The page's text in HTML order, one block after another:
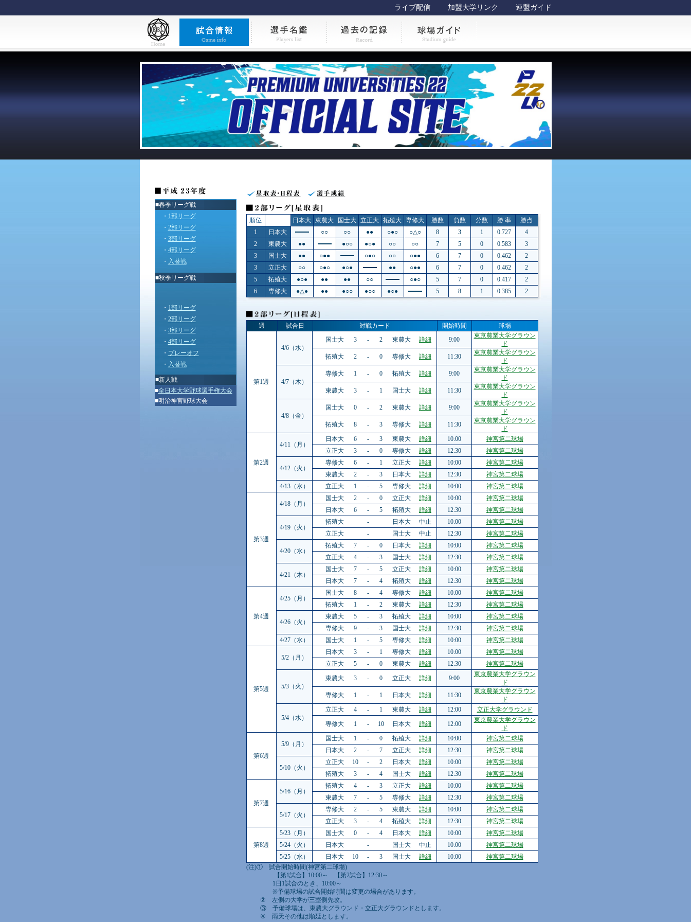
ライブ配信 加盟大学リンク 連盟ガイド
■春季リーグ戦
・ 1部リーグ
・ 2部リーグ
・ 3部リーグ
・ 4部リーグ
・ 入替戦
■秋季リーグ戦
・ 1部リーグ
・ 2部リーグ
・ 3部リーグ
・ 4部リーグ
・ プレーオフ
・ 入替戦
■新人戦
■全日本大学野球選手権大会
■明治神宮野球大会
順位 日本大 東農大 国士大 立正大 拓殖大 専修大 勝数 負数 分数 勝 率
勝点
1
日本大 ○○ ○○ ●● ○●○ ○△○ 8 3 1 0.727
4
2
東農大 ●● ●○○ ●○● ○○ ○○ 7 5 0 0.583
3
3
国士大 ●● ○●● ○●○ ○○ ○●● 6 7 0 0.462
2
3
立正大 ○○ ○●○ ●○● ●● ○●● 6 7 0 0.462
2
5
拓殖大 ●○● ●● ●● ○○ ○●○ 5 7 0 0.417
2
6
専修大 ●△● ●● ●○○ ●○○ ●○● 5 8 1 0.385 2
週 試合日 対戦カード 開始時間 球場
第1週
4/6（水）
国士大 3 - 2 東農大 詳細 9:00
東京農業大学グラウン
ド
拓殖大
2 - 0 専修大 詳細 11:30
東京農業大学グラウン
ド
4/7（木）
専修大 1 - 0 拓殖大 詳細 9:00
東京農業大学グラウン
ド
東農大
3 - 1 国士大 詳細 11:30
東京農業大学グラウン
ド
4/8（金）
国士大 0 - 2 東農大 詳細 9:00
東京農業大学グラウン
ド
拓殖大
8 - 3 専修大 詳細 11:30
東京農業大学グラウン
ド
第2週
4/11（月）
日本大 6 - 3 東農大 詳細 10:00
神宮第二球場
立正大
3 - 0 専修大 詳細 12:30 神宮第二球場
4/12（火）
専修大 6 - 1 立正大 詳細 10:00
神宮第二球場
東農大
2 - 3 日本大 詳細 12:30
神宮第二球場
4/13（水）
立正大 1 - 5 専修大 詳細 10:00 神宮第二球場
第3週
4/18（月）
国士大 2 - 0 立正大 詳細 10:00
神宮第二球場
日本大
6 - 5 拓殖大 詳細 12:30 神宮第二球場
4/19（火）
拓殖大 - 日本大 中止 10:00
神宮第二球場
立正大
- 国士大 中止 12:30 神宮第二球場
4/20（水）
拓殖大 7 - 0 日本大 詳細 10:00
神宮第二球場
立正大
4 - 3 国士大 詳細 12:30 神宮第二球場
4/21（木）
国士大 7 - 5 立正大 詳細 10:00
神宮第二球場
日本大
7 - 4 拓殖大 詳細 12:30 神宮第二球場
第4週
4/25（月）
国士大 8 - 4 専修大 詳細 10:00
神宮第二球場
拓殖大
1 - 2 東農大 詳細 12:30 神宮第二球場
4/26（火）
東農大 5 - 3 拓殖大 詳細 10:00
神宮第二球場
専修大
9 - 3 国士大 詳細 12:30
神宮第二球場
4/27（水）
国士大 1 - 5 専修大 詳細 10:00 神宮第二球場
第5週
5/2（月）
日本大 3 - 1 専修大 詳細 10:00
神宮第二球場
立正大
5 - 0 東農大 詳細 12:30 神宮第二球場
5/3（火）
東農大 3 - 0 立正大 詳細 9:00
東京農業大学グラウン
ド
専修大
1 - 1 日本大 詳細 11:30
東京農業大学グラウン
ド
5/4（水）
立正大 4 - 1 東農大 詳細 12:00
立正大学グラウンド
専修大
1 - 10 日本大 詳細 12:00
東京農業大学グラウン
ド
第6週
5/9（月）
国士大 1 - 0 拓殖大 詳細 10:00
神宮第二球場
日本大
2 - 7 立正大 詳細 12:30 神宮第二球場
5/10（火）
立正大 10 - 2 日本大 詳細 10:00
神宮第二球場
拓殖大
3 - 4 国士大 詳細 12:30 神宮第二球場
第7週
5/16（月）
拓殖大 4 - 3 立正大 詳細 10:00
神宮第二球場
東農大
7 - 5 専修大 詳細 12:30 神宮第二球場
5/17（火）
専修大 2 - 5 東農大 詳細 10:00
神宮第二球場
立正大
3 - 4 拓殖大 詳細 12:30 神宮第二球場
第8週
5/23（月） 国士大 0 - 4 日本大 詳細 10:00
神宮第二球場
5/24（火）
日本大 - 国士大 中止 10:00
神宮第二球場
5/25（水）
日本大 10 - 3 国士大 詳細 10:00
神宮第二球場
(注)① 試合開始時間(神宮第二球場)
【第1試合】10:00～ 【第2試合】12:30～
1日1試合のとき、10:00～
※予備球場の試合開始時間は変更の場合があります。
② 左側の大学が三塁側先攻。
③ 予備球場は、東農大グラウンド・立正大グラウンドとします。
④ 雨天その他は順延とします。